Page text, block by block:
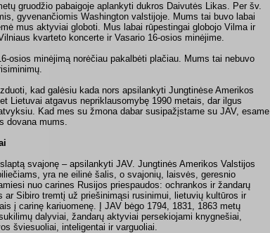
gruodžio pabaigoje aplankyti dukros Daivutės Likas. Per šv.
gyvenančiomis Washington valstijoje. Mums tai buvo labai
mus aktyviai globoti. Mus labai rūpestingai globojo Vilma ir
kvarteto koncerte ir Vasario 16-osios minėjime.
osios minėjimą norėčiau pakalbėti plačiau. Mums tai nebuvo
kad galėsiu kada nors apsilankyti Jungtinėse Amerikos
Lietuvai atgavus nepriklausomybę 1990 metais, dar ilgus
Kad mes su žmona dabar susipažįstame su JAV, esame
dovana mums.
svajonę – apsilankyti JAV. Jungtinės Amerikos Valstijos
yra ne eilinė šalis, o svajonių, laisvės, geresnio
nuo carines Rusijos priespaudos: ochrankos ir žandarų
Sibiro tremtį už priešinimąsi rusinimui, lietuvių kultūros ir
į carinę kariuomenę. Į JAV bėgo 1794, 1831, 1863 metų
dalyviai, žandarų aktyviai persekiojami knygnešiai,
šviesuoliai, inteligentai ir varguoliai.